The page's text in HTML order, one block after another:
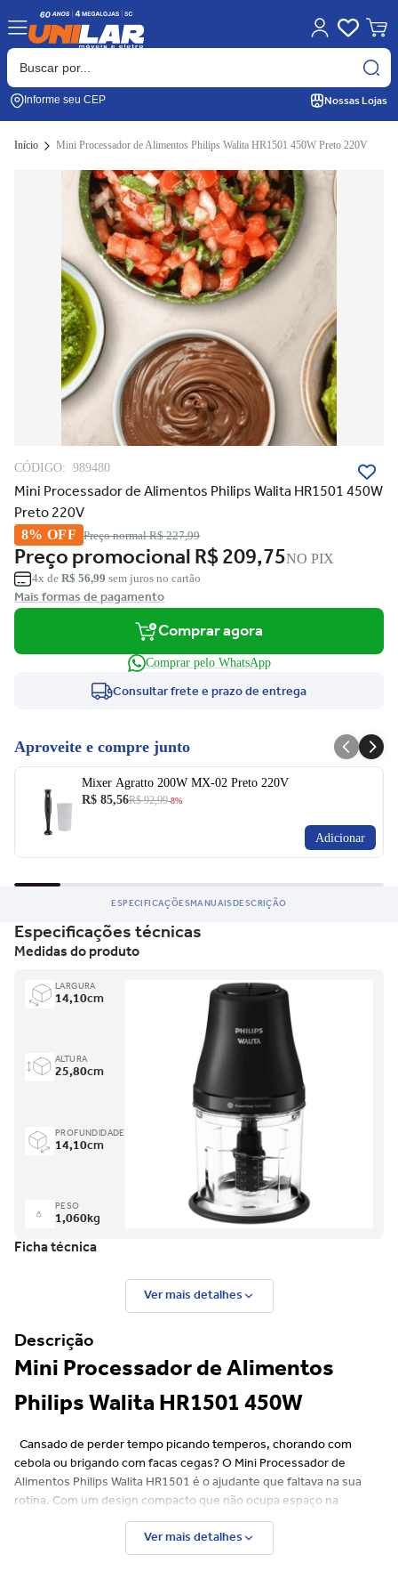
Informe seu CEP Nossas Lojas
Início Mini Processador de Alimentos Philips Walita HR1501 450W Preto 220V
CÓDIGO: 989480
Mini Processador de Alimentos Philips Walita HR1501 450W
Preto 220V
8% OFF Preço normalR$ 227,99
Preço promocionalR$ 209,75NO PIX
4x de R$ 56,99 sem juros no cartão
Mais formas de pagamento
Comprar agora
Comprar pelo WhatsApp
Consultar frete e prazo de entrega
Aproveite e compre junto
Mixer Agratto 200W MX-02 Preto 220V
R$ 85,56R$ 92,99-8%
Adicionar
ESPECIFICAÇÕESMANUAISDESCRIÇÃO
Especificações técnicas
Medidas do produto
LARGURA
14,10cm
ALTURA
25,80cm
PROFUNDIDADE
14,10cm
PESO
1,060kg
Ficha técnica
Ver mais detalhes
Descrição
Mini Processador de Alimentos
Philips Walita HR1501 450W
Cansado de perder tempo picando temperos, chorando com
cebola ou brigando com facas cegas? O Mini Processador de
Alimentos Philips Walita HR1501 é o ajudante que faltava na sua
rotina. Com um design compacto que não ocupa espaço na
bancada, ele entrega a potência de um eletrodoméstico grande
com a praticidade que o seu dia a dia pede.
Ver mais detalhes